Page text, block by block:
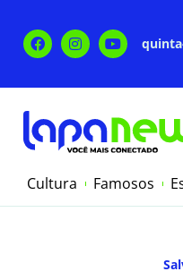
Cultura Famosos